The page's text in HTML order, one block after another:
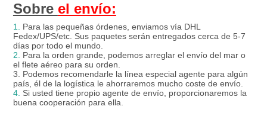
Sobre el envío:
1. Para las pequeñas órdenes, enviamos vía DHL
Fedex/UPS/etc. Sus paquetes serán entregados cerca de 5-7
días por todo el mundo.
2. Para la orden grande, podemos arreglar el envío del mar o
el flete aéreo para su orden.
3. Podemos recomendarle la línea especial agente para algún
país, él de la logística le ahorraremos mucho coste de envío.
4. Si usted tiene propio agente de envío, proporcionaremos la
buena cooperación para ella.